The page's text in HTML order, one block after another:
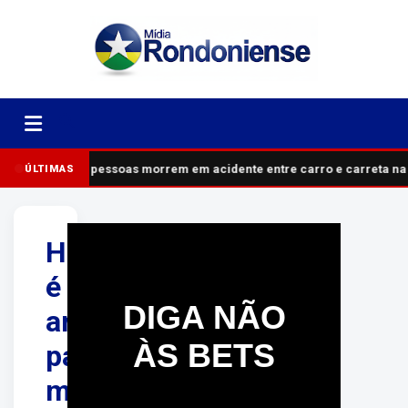
ÚLTIMASCinco pessoas morrem em acidente entre carro e carreta na
Homem
é
arrastado
para
matagal
DIGA NÃO
ÀS BETS